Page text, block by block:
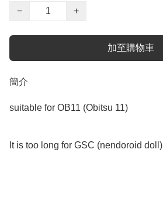
−
+
加至購物車
簡介
suitable for OB11 (Obitsu 11)
It is too long for GSC (nendoroid doll)